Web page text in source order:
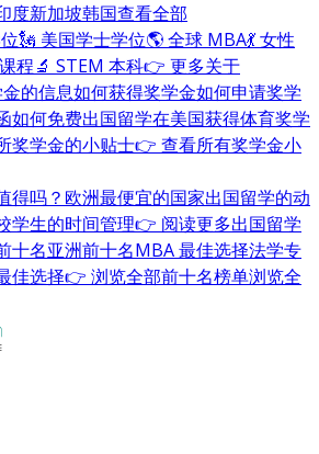
度新加坡韩国查看全部
🗽 美国学士学位🌎 全球 MBA💃 女性
程🔬 STEM 本科👉 更多关于
的信息如何获得奖学金如何申请奖学
如何免费出国留学在美国获得体育奖学
奖学金的小贴士👉 查看所有奖学金小
得吗？ 欧洲最便宜的国家出国留学的动
学生的时间管理👉 阅读更多出国留学
十名亚洲前十名MBA 最佳选择法学专
佳选择👉 浏览全部前十名榜单浏览全